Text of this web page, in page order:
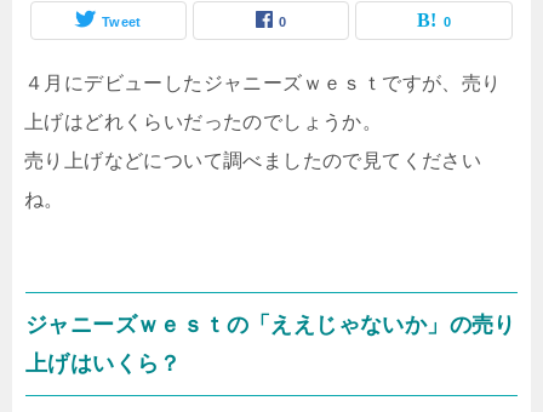
Tweet 0 0
４月にデビューしたジャニーズｗｅｓｔですが、売り
上げはどれくらいだったのでしょうか。
売り上げなどについて調べましたので見てください
ね。
ジャニーズｗｅｓｔの「ええじゃないか」の売り
上げはいくら？